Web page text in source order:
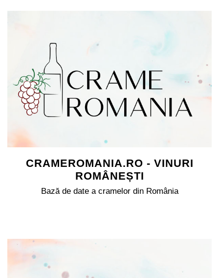
CRAMEROMANIA.RO - VINURI
ROMÂNEȘTI
Bază de date a cramelor din România